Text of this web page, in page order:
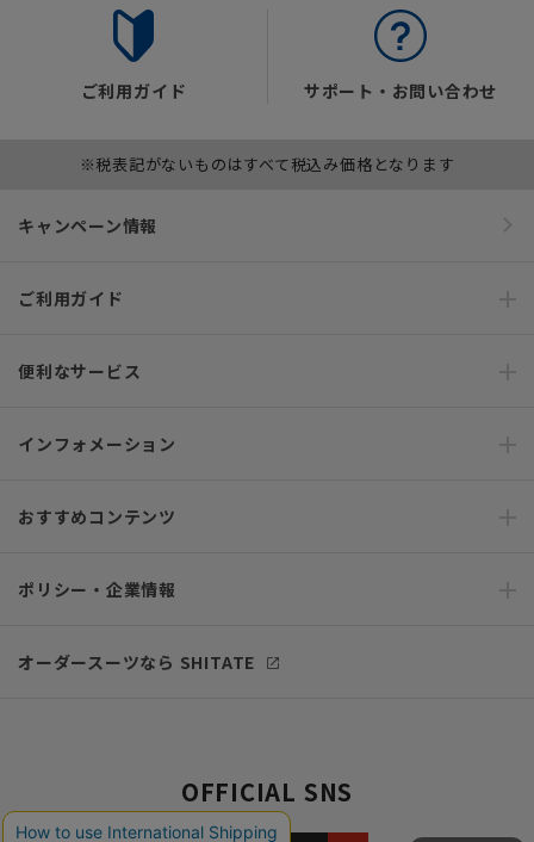
ご利用ガイド サポート・お問い合わせ
※税表記がないものはすべて税込み価格となります
キャンペーン情報
ご利用ガイド
便利なサービス
インフォメーション
おすすめコンテンツ
ポリシー・企業情報
オーダースーツなら SHITATE
OFFICIAL SNS